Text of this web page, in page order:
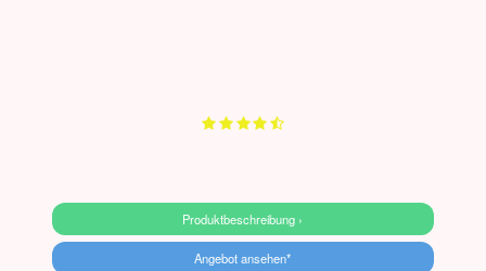
Produktbeschreibung ›
Angebot ansehen*